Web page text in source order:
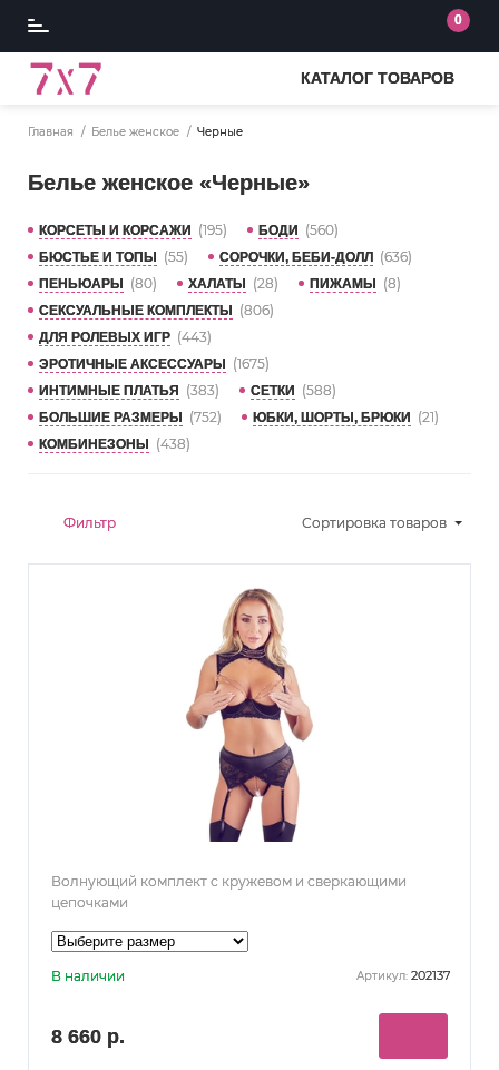
0
КАТАЛОГ ТОВАРОВ
Главная Белье женское Черные
Белье женское «Черные»
КОРСЕТЫ И КОРСАЖИ (195) БОДИ (560)
БЮСТЬЕ И ТОПЫ (55) СОРОЧКИ, БЕБИ-ДОЛЛ (636)
ПЕНЬЮАРЫ (80) ХАЛАТЫ (28) ПИЖАМЫ (8)
СЕКСУАЛЬНЫЕ КОМПЛЕКТЫ (806)
ДЛЯ РОЛЕВЫХ ИГР (443)
ЭРОТИЧНЫЕ АКСЕССУАРЫ (1675)
ИНТИМНЫЕ ПЛАТЬЯ (383) СЕТКИ (588)
БОЛЬШИЕ РАЗМЕРЫ (752) ЮБКИ, ШОРТЫ, БРЮКИ (21)
КОМБИНЕЗОНЫ (438)
Фильтр Сортировка товаров
Волнующий комплект с кружевом и сверкающими
цепочками
В наличии Артикул: 202137
8 660 р.